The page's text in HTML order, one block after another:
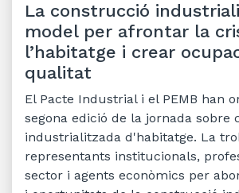
La construcció
model per afrontar la
l’habitatge i crear
qualitat
El Pacte Industrial i el PEMB han
segona edició de la jornada sobre
industrialitzada d'habitatge. La
representants institucionals,
sector i agents econòmics per